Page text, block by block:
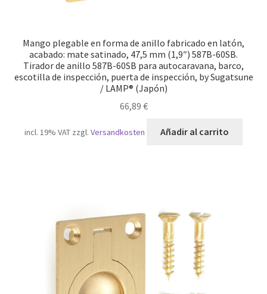
Mango plegable en forma de anillo fabricado en latón,
acabado: mate satinado, 47,5 mm (1,9″) 587B-60SB.
Tirador de anillo 587B-60SB para autocaravana, barco,
escotilla de inspección, puerta de inspección, by Sugatsune
/ LAMP® (Japón)
66,89 €
incl. 19% VAT zzgl.Versandkosten Añadir al carrito